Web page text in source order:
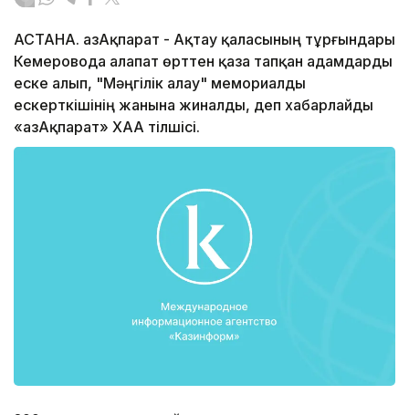
АСТАНА. ҚазАқпарат - Ақтау қаласының тұрғындары
Кемеровода алапат өрттен қаза тапқан адамдарды
еске алып, "Мәңгілік алау" мемориалды
ескерткішінің жанына жиналды, деп хабарлайды
«ҚазАқпарат» ХАА тілшісі.